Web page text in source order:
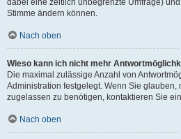
dabei eine zeitlich unbegrenzte Umfrage)
Stimme ändern können.
Nach oben
Wieso kann ich nicht mehr
Die maximal zulässige Anzahl von
Administration festgelegt. Wenn Sie glauben,
zugelassen zu benötigen, kontaktieren Sie
Nach oben